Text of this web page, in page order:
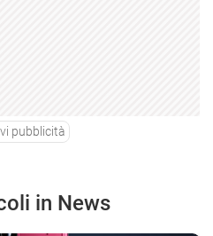
pubblicità
in News